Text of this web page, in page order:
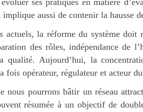
ses pratiques en matière
implique aussi de contenir la hausse
actuels, la réforme du système doit
des rôles, indépendance de
qualité. Aujourd’hui, la
opérateur, régulateur et acteur
nous pourrons bâtir un réseau
résumée à un objectif de